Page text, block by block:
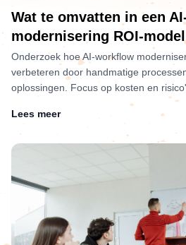
Wat te omvatten in een
modernisering ROI-model
Onderzoek hoe AI-workflow
verbeteren door handmatige
oplossingen. Focus op kosten en
Lees meer